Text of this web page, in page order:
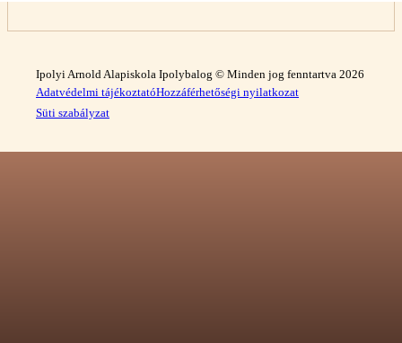
Ipolyi Arnold Alapiskola Ipolybalog © Minden jog fenntartva 2026
Adatvédelmi tájékoztatóHozzáférhetőségi nyilatkozat
Süti szabályzat